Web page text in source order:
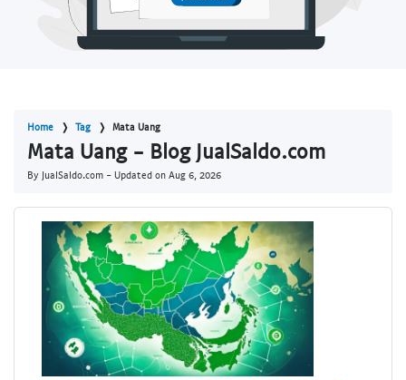
Home Tag Mata Uang
Mata Uang - Blog JualSaldo.com
By JualSaldo.com - Updated on Aug 6, 2026